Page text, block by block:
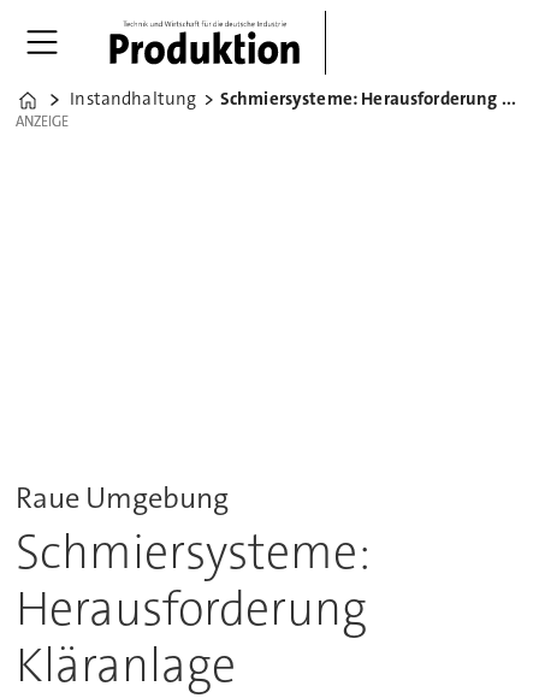
Home
Instandhaltung Schmiersysteme: Herausforderung Kläranlage
ANZEIGE
ANZEIGE
Raue Umgebung
Schmiersysteme:
Herausforderung
Kläranlage